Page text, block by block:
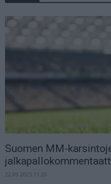
Suomen MM-
22.09.2025 11:20